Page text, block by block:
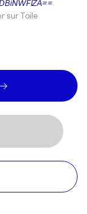
sur Toile